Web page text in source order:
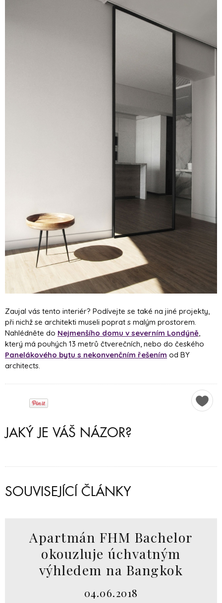
Zaujal vás tento interiér? Podívejte se také na jiné projekty,
při nichž se architekti museli poprat s malým prostorem.
Nahlédněte do Nejmenšího domu v severním Londýně,
který má pouhých 13 metrů čtverečních, nebo do českého
Panelákového bytu s nekonvenčním řešením od BY
architects.
JAKÝ JE VÁŠ NÁZOR?
SOUVISEJÍCÍ ČLÁNKY
Apartmán FHM Bachelor
okouzluje úchvatným
výhledem na Bangkok
04.06.2018